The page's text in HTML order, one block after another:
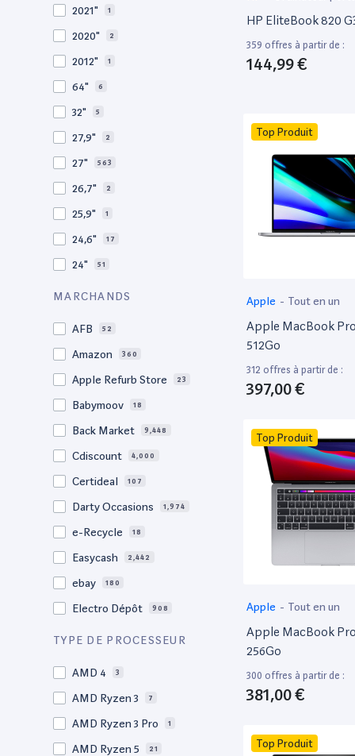
2021" 1
2020" 2
2012" 1
64" 6
32" 5
27,9" 2
27" 563
26,7" 2
25,9" 1
24,6" 17
24" 51
21,5"
15,4" 2
15.4" 73
15.3" 2
15" 206
14.6" 3
MARCHANDS
AFB 52
Amazon 360
Apple Refurb Store 23
Babymoov 18
Back Market 9,448
Cdiscount 4,000
Certideal 107
Darty Occasions 1,974
e-Recycle 18
Easycash 2,442
ebay 180
Electro Dépôt 908
Factorefurb
TYPE DE PROCESSEUR
AMD 4 3
AMD Ryzen 3 7
AMD Ryzen 3 Pro 1
AMD Ryzen 5 21
HP EliteBook 820
359 offres à partir de :
144,99 €
Top Produit
Apple - Tout en un
Apple MacBook Pro
512Go
312 offres à partir de :
397,00 €
Top Produit
Apple - Tout en un
Apple MacBook Pro
256Go
300 offres à partir de :
381,00 €
Top Produit